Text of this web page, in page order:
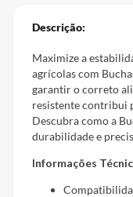
Descrição:
Maximize a
agrícolas com
garantir o correto
resistente contribui
Descubra como a
durabilidade e
Informações